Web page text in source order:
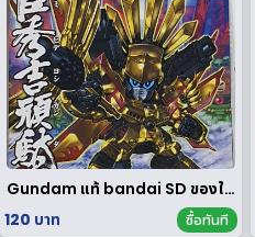
Gundam แท้ bandai SD ของใหม่
120 บาท
ซื้อทันที